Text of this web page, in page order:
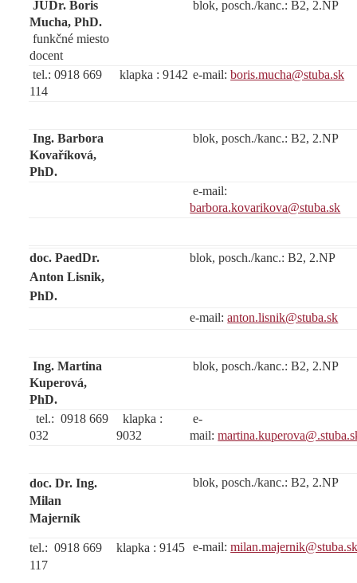
JUDr. Boris
Mucha, PhD.
funkčné miesto
docent
blok, posch./kanc.: B2, 2.NP
tel.: 0918 669
114
klapka : 9142 e-mail:boris.mucha@stuba.sk
Ing. Barbora
Kovaříková,
PhD.
blok, posch./kanc.: B2, 2.NP
e-mail:
barbora.kovarikova@stuba.sk
doc. PaedDr.
Anton Lisnik,
PhD.
blok, posch./kanc.: B2, 2.NP
e-mail:anton.lisnik@stuba.sk
Ing. Martina
Kuperová,
PhD.
blok, posch./kanc.: B2, 2.NP
tel.: 0918 669
032
klapka :
9032
e-
mail:
doc. Dr. Ing.
Milan
Majerník
blok, posch./kanc.: B2, 2.NP
tel.: 0918 669
117
klapka : 9145 e-mail: